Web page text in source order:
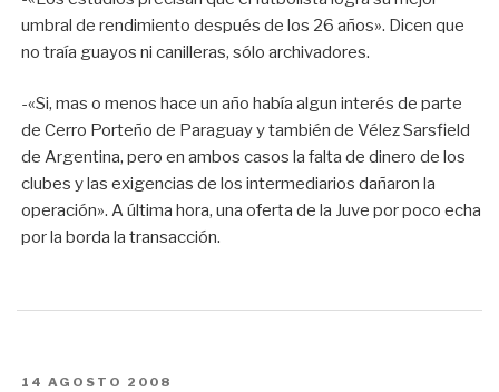
umbral de rendimiento después de los 26 años». Dicen que
no traía guayos ni canilleras, sólo archivadores.
-«Si, mas o menos hace un año había algun interés de parte
de Cerro Porteño de Paraguay y también de Vélez Sarsfield
de Argentina, pero en ambos casos la falta de dinero de los
clubes y las exigencias de los intermediarios dañaron la
operación». A última hora, una oferta de la Juve por poco echa
por la borda la transacción.
PUBLICADO
14 AGOSTO 2008